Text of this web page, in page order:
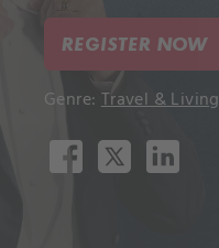
REGISTER NOW
Genre: Travel & Living